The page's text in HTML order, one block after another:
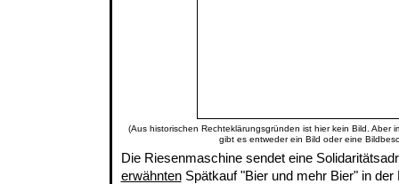
(Aus historischen Rechteklärungsgründen ist hier kein Bild. Aber
gibt es entweder ein Bild oder eine
Die Riesenmaschine sendet eine
erwähntenSpätkauf "Bier und mehr Bier" in der